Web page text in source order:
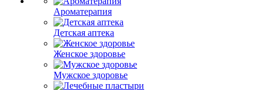
Ароматерапия
Детская аптека
Женское здоровье
Мужское здоровье